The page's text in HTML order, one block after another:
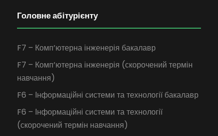
Головне абітурієнту
F7 – Комп’ютерна інженерія бакалавр
F7 – Комп’ютерна інженерія (скорочений термін
навчання)
F6 – Інформаційні системи та технології бакалавр
F6 – Інформаційні системи та технології
(скорочений термін навчання)